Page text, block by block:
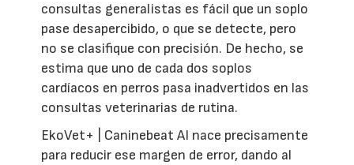
consultas generalistas es fácil que un soplo
pase desapercibido, o que se detecte, pero
no se clasifique con precisión. De hecho, se
estima que uno de cada dos soplos
cardíacos en perros pasa inadvertidos en las
consultas veterinarias de rutina.
EkoVet+ | Caninebeat AI nace precisamente
para reducir ese margen de error, dando al